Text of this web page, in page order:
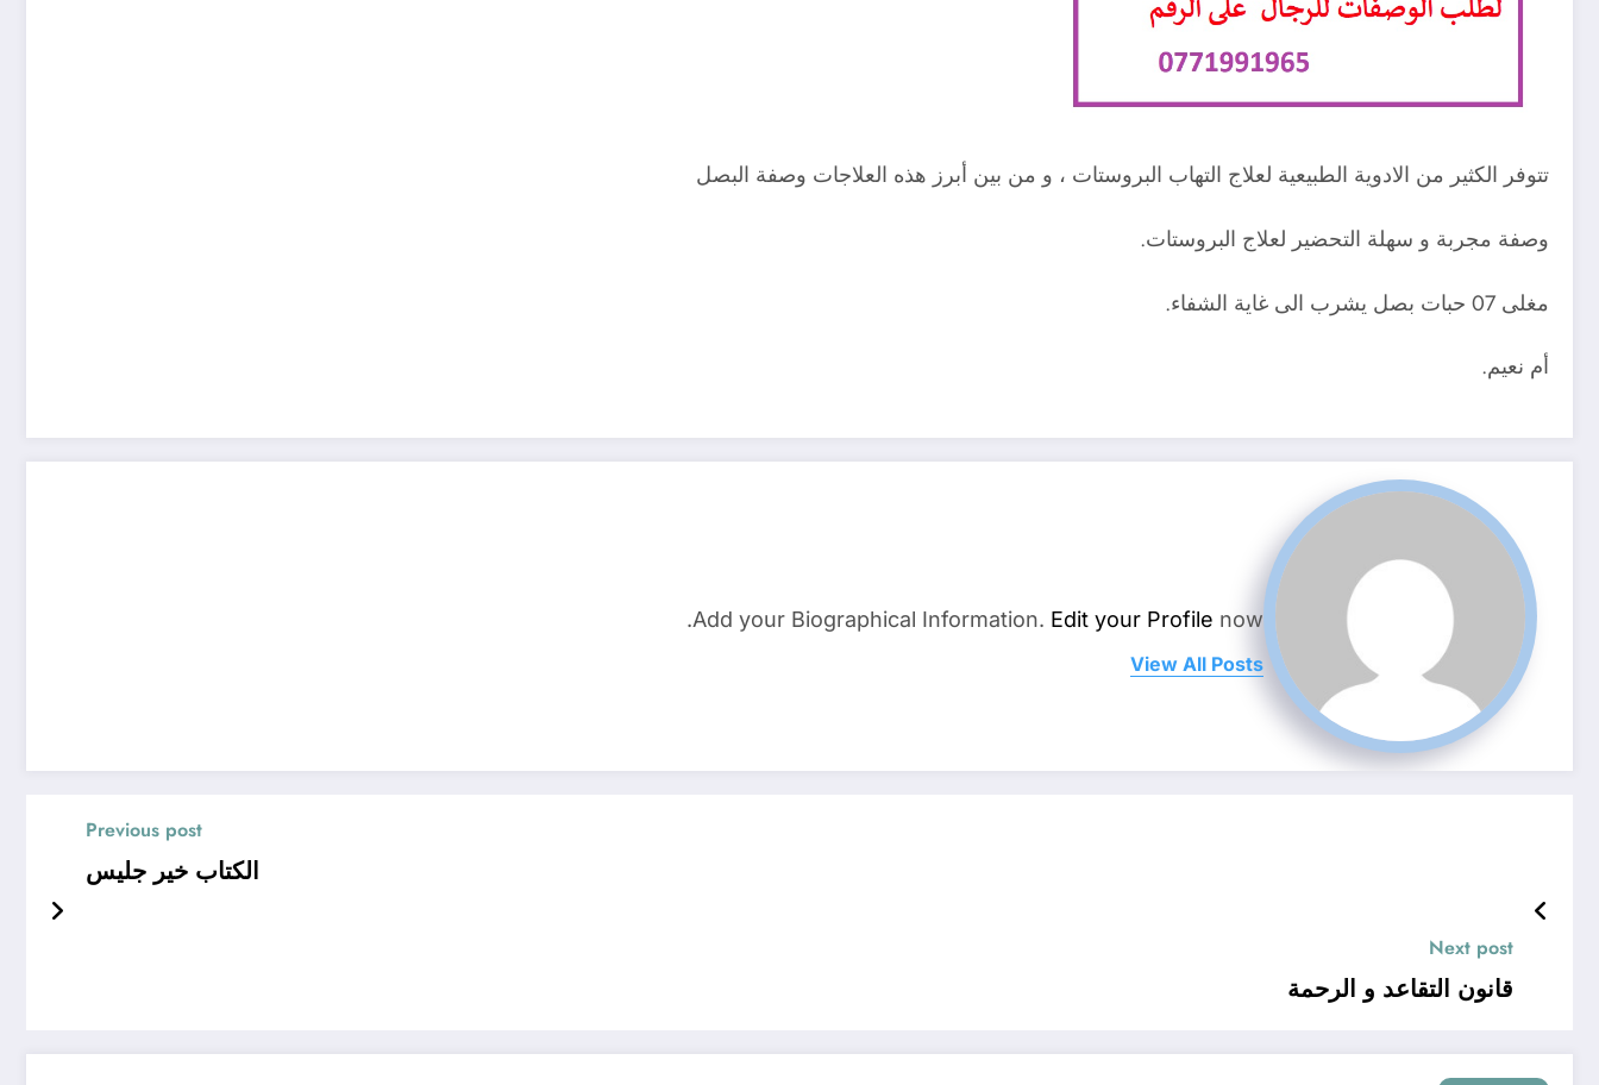
تتوفر الكثير من الادوية الطبيعية لعلاج التهاب البروستات ، و من بين أبرز هذه العلاجات وصفة البصل
وصفة مجربة و سهلة التحضير لعلاج البروستات.
مغلى 07 حبات بصل يشرب الى غاية الشفاء.
أم نعيم.
Add your Biographical Information. Edit your Profile now.
View All Posts
Previous post
الكتاب خير جليس
Next post
قانون التقاعد و الرحمة